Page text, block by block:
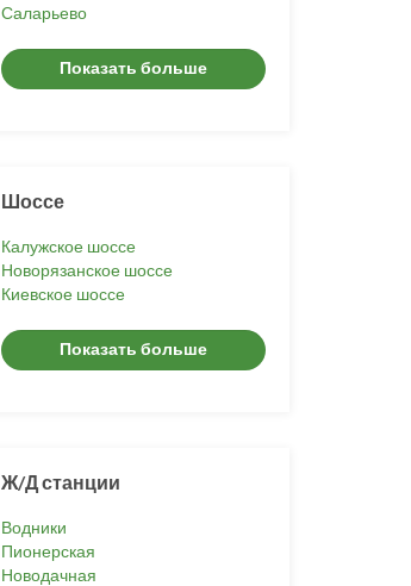
Саларьево
Показать больше
Шоссе
Калужское шоссе
Новорязанское шоссе
Киевское шоссе
Показать больше
Ж/Д станции
Водники
Пионерская
Новодачная